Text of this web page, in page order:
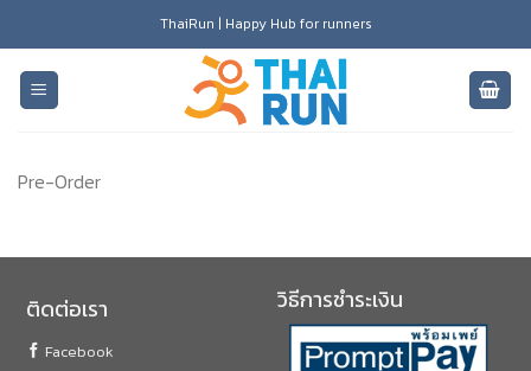
to
content
ThaiRun | Happy Hub for runners
Pre-Order
ติดต่อเรา
Facebook
วิธีการชำระเงิน